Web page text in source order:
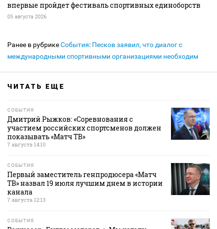
впервые пройдет фестиваль спортивных единоборств
05 августа 2026
Ранее в рубрикеСобытия: Песков заявил, что диалог с
международными спортивными организациями необходим
ЧИТАТЬ ЕЩЕ
СОБЫТИЯ
Дмитрий Рыжков: «Соревнования с
участием российских спортсменов должен
показывать «Матч ТВ»
7 августа 14:10
СОБЫТИЯ
Первый заместитель генпродюсера «Матч
ТВ» назвал 19 июля лучшим днем в истории
канала
7 августа 12:13
СОБЫТИЯ